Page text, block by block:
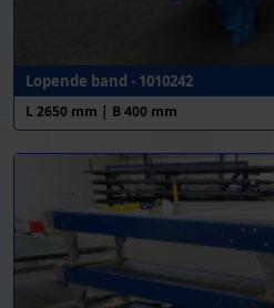
Lopende band - 1010242
L 2650 mm | B 400 mm